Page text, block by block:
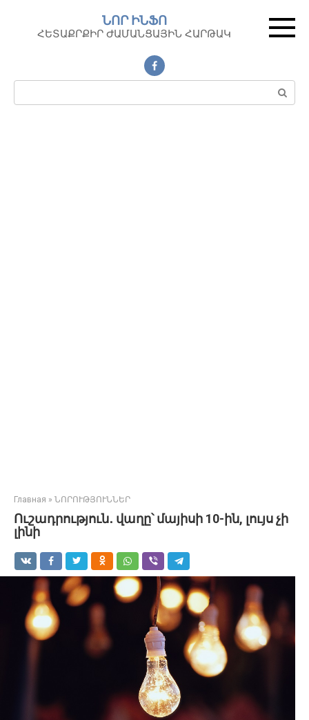
контенту
ՆՈՐ ԻՆՖՈ
ՀԵՏԱՔՐՔԻՐ ԺԱՄԱՆՑԱՅԻՆ ՀԱՐԹԱԿ
Поиск:
Главная » ՆՈՐՈՒԹՅՈՒՆՆԵՐ
Ուշադրություն․ վաղը՝ մայիսի 10-ին, լույս չի
լինի